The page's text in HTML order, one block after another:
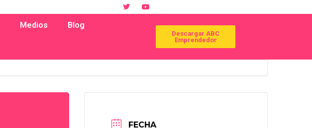
Medios Blog
Descargar ABC
Emprendedor
FECHA